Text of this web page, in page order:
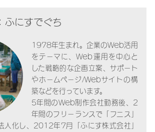
ふにすでぐち
1978年生まれ。企業のWeb活用
をテーマに、Web運用を中心と
した戦略的な企画立案、サポート
やホームページ/Webサイトの構
築などを行っています。
5年間のWeb制作会社勤務後、2
年間のフリーランスで「フニス」
人化し、2012年7月「ふにす株式会社」